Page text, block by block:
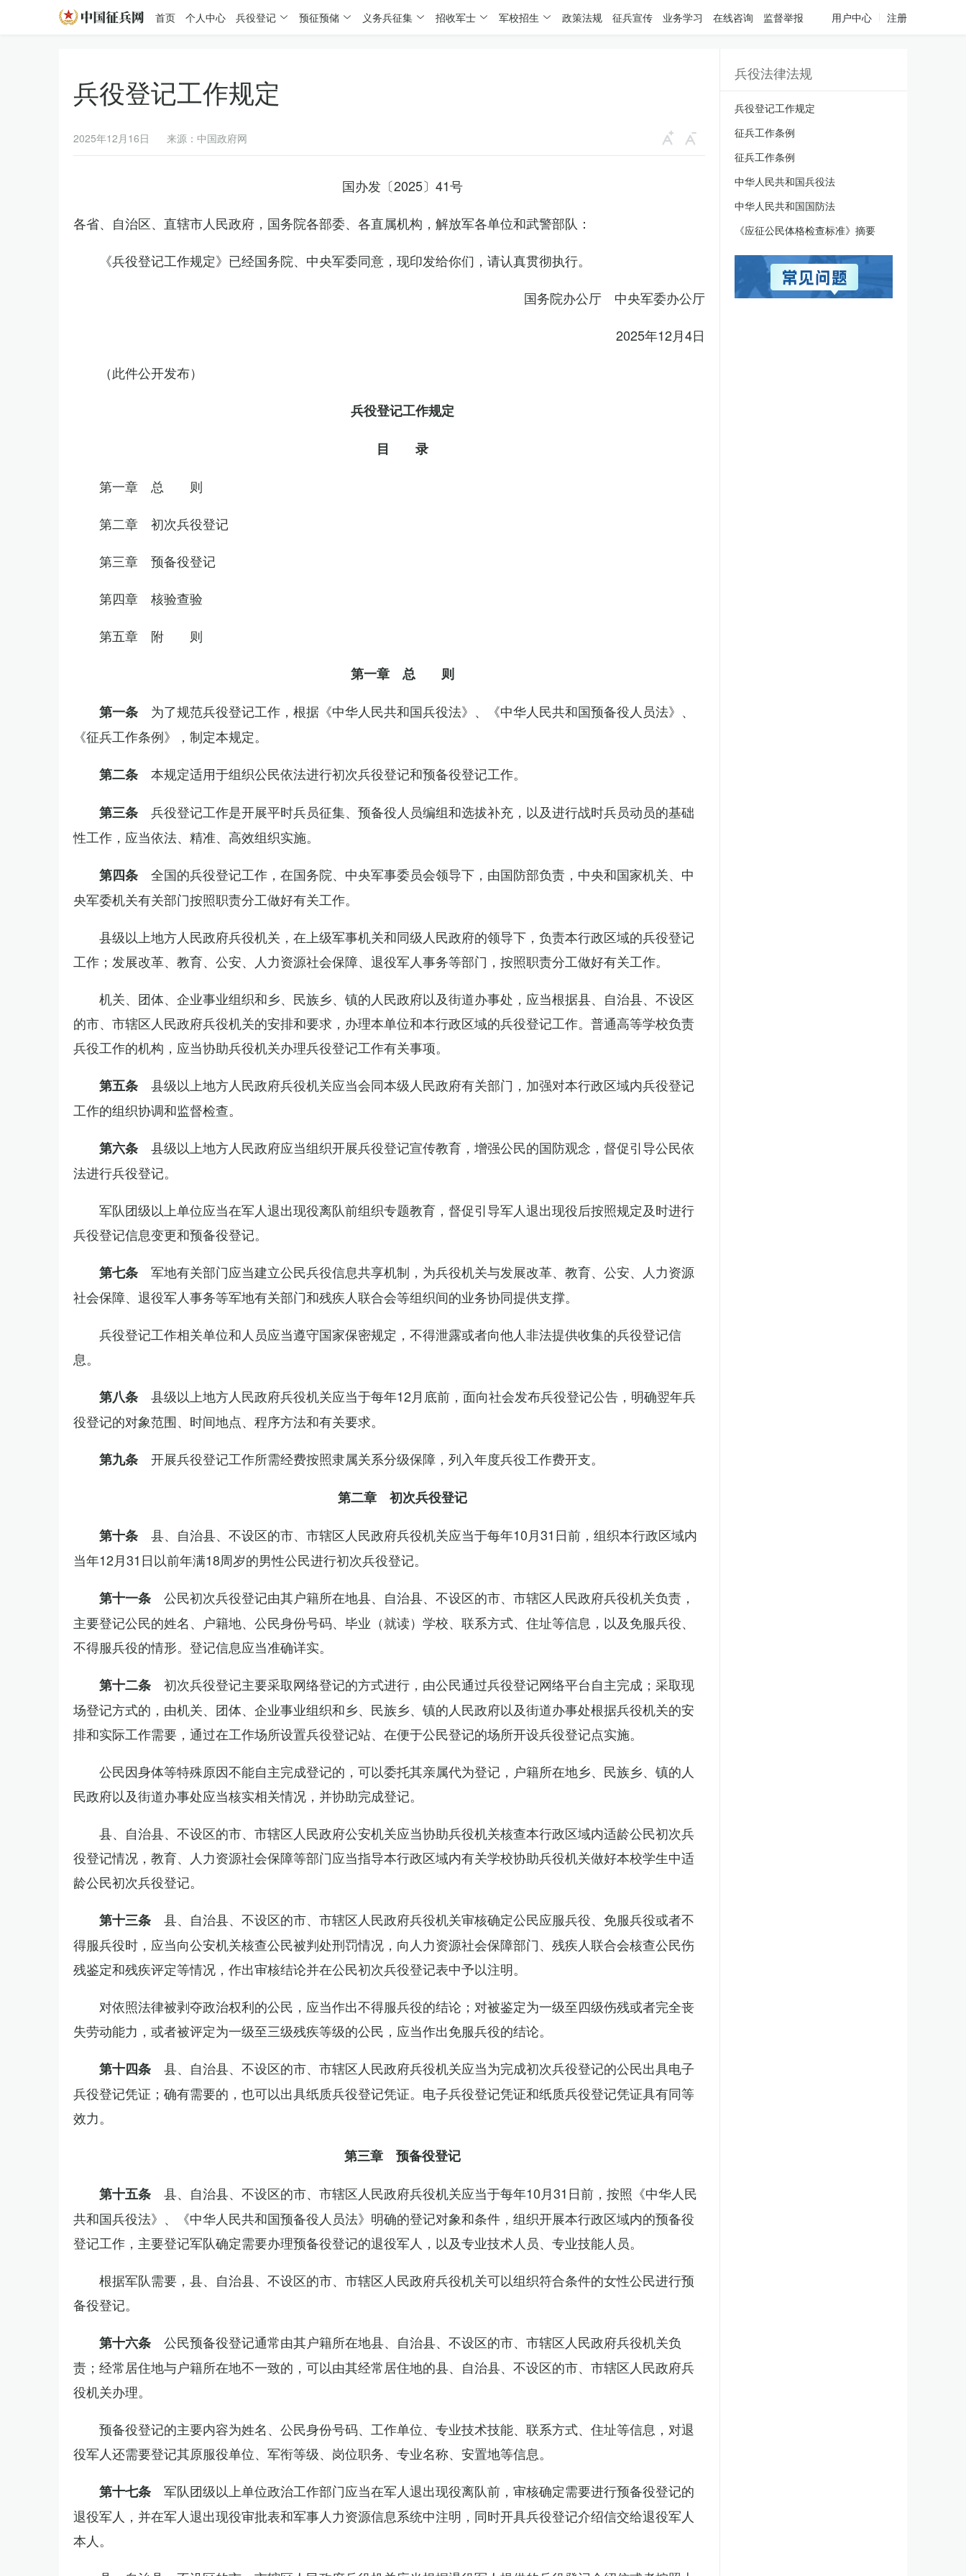
首页 个人中心 兵役登记 预征预储 义务兵征集 招收军士 军校招生 政策法规 征兵宣传 业务学习 在线咨询 监督举报 用户中心 注册
兵役登记工作规定
2025年12月16日 来源：中国政府网
国办发〔2025〕41号
各省、自治区、直辖市人民政府，国务院各部委、各直属机构，解放军各单位和武警部队：
《兵役登记工作规定》已经国务院、中央军委同意，现印发给你们，请认真贯彻执行。
国务院办公厅 中央军委办公厅
2025年12月4日
（此件公开发布）
兵役登记工作规定
目 录
第一章 总 则
第二章 初次兵役登记
第三章 预备役登记
第四章 核验查验
第五章 附 则
第一章 总 则
第一条 为了规范兵役登记工作，根据《中华人民共和国兵役法》、《中华人民共和国预备役人员法》、
《征兵工作条例》，制定本规定。
第二条 本规定适用于组织公民依法进行初次兵役登记和预备役登记工作。
第三条 兵役登记工作是开展平时兵员征集、预备役人员编组和选拔补充，以及进行战时兵员动员的基础
性工作，应当依法、精准、高效组织实施。
第四条 全国的兵役登记工作，在国务院、中央军事委员会领导下，由国防部负责，中央和国家机关、中
央军委机关有关部门按照职责分工做好有关工作。
县级以上地方人民政府兵役机关，在上级军事机关和同级人民政府的领导下，负责本行政区域的兵役登记
工作；发展改革、教育、公安、人力资源社会保障、退役军人事务等部门，按照职责分工做好有关工作。
机关、团体、企业事业组织和乡、民族乡、镇的人民政府以及街道办事处，应当根据县、自治县、不设区
的市、市辖区人民政府兵役机关的安排和要求，办理本单位和本行政区域的兵役登记工作。普通高等学校负责
兵役工作的机构，应当协助兵役机关办理兵役登记工作有关事项。
第五条 县级以上地方人民政府兵役机关应当会同本级人民政府有关部门，加强对本行政区域内兵役登记
工作的组织协调和监督检查。
第六条 县级以上地方人民政府应当组织开展兵役登记宣传教育，增强公民的国防观念，督促引导公民依
法进行兵役登记。
军队团级以上单位应当在军人退出现役离队前组织专题教育，督促引导军人退出现役后按照规定及时进行
兵役登记信息变更和预备役登记。
第七条 军地有关部门应当建立公民兵役信息共享机制，为兵役机关与发展改革、教育、公安、人力资源
社会保障、退役军人事务等军地有关部门和残疾人联合会等组织间的业务协同提供支撑。
兵役登记工作相关单位和人员应当遵守国家保密规定，不得泄露或者向他人非法提供收集的兵役登记信
息。
第八条 县级以上地方人民政府兵役机关应当于每年12月底前，面向社会发布兵役登记公告，明确翌年兵
役登记的对象范围、时间地点、程序方法和有关要求。
第九条 开展兵役登记工作所需经费按照隶属关系分级保障，列入年度兵役工作费开支。
第二章 初次兵役登记
第十条 县、自治县、不设区的市、市辖区人民政府兵役机关应当于每年10月31日前，组织本行政区域内
当年12月31日以前年满18周岁的男性公民进行初次兵役登记。
第十一条 公民初次兵役登记由其户籍所在地县、自治县、不设区的市、市辖区人民政府兵役机关负责，
主要登记公民的姓名、户籍地、公民身份号码、毕业（就读）学校、联系方式、住址等信息，以及免服兵役、
不得服兵役的情形。登记信息应当准确详实。
第十二条 初次兵役登记主要采取网络登记的方式进行，由公民通过兵役登记网络平台自主完成；采取现
场登记方式的，由机关、团体、企业事业组织和乡、民族乡、镇的人民政府以及街道办事处根据兵役机关的安
排和实际工作需要，通过在工作场所设置兵役登记站、在便于公民登记的场所开设兵役登记点实施。
公民因身体等特殊原因不能自主完成登记的，可以委托其亲属代为登记，户籍所在地乡、民族乡、镇的人
民政府以及街道办事处应当核实相关情况，并协助完成登记。
县、自治县、不设区的市、市辖区人民政府公安机关应当协助兵役机关核查本行政区域内适龄公民初次兵
役登记情况，教育、人力资源社会保障等部门应当指导本行政区域内有关学校协助兵役机关做好本校学生中适
龄公民初次兵役登记。
第十三条 县、自治县、不设区的市、市辖区人民政府兵役机关审核确定公民应服兵役、免服兵役或者不
得服兵役时，应当向公安机关核查公民被判处刑罚情况，向人力资源社会保障部门、残疾人联合会核查公民伤
残鉴定和残疾评定等情况，作出审核结论并在公民初次兵役登记表中予以注明。
对依照法律被剥夺政治权利的公民，应当作出不得服兵役的结论；对被鉴定为一级至四级伤残或者完全丧
失劳动能力，或者被评定为一级至三级残疾等级的公民，应当作出免服兵役的结论。
第十四条 县、自治县、不设区的市、市辖区人民政府兵役机关应当为完成初次兵役登记的公民出具电子
兵役登记凭证；确有需要的，也可以出具纸质兵役登记凭证。电子兵役登记凭证和纸质兵役登记凭证具有同等
效力。
第三章 预备役登记
第十五条 县、自治县、不设区的市、市辖区人民政府兵役机关应当于每年10月31日前，按照《中华人民
共和国兵役法》、《中华人民共和国预备役人员法》明确的登记对象和条件，组织开展本行政区域内的预备役
登记工作，主要登记军队确定需要办理预备役登记的退役军人，以及专业技术人员、专业技能人员。
根据军队需要，县、自治县、不设区的市、市辖区人民政府兵役机关可以组织符合条件的女性公民进行预
备役登记。
第十六条 公民预备役登记通常由其户籍所在地县、自治县、不设区的市、市辖区人民政府兵役机关负
责；经常居住地与户籍所在地不一致的，可以由其经常居住地的县、自治县、不设区的市、市辖区人民政府兵
役机关办理。
预备役登记的主要内容为姓名、公民身份号码、工作单位、专业技术技能、联系方式、住址等信息，对退
役军人还需要登记其原服役单位、军衔等级、岗位职务、专业名称、安置地等信息。
第十七条 军队团级以上单位政治工作部门应当在军人退出现役离队前，审核确定需要进行预备役登记的
退役军人，并在军人退出现役审批表和军事人力资源信息系统中注明，同时开具兵役登记介绍信交给退役军人
本人。
兵役法律法规
兵役登记工作规定
征兵工作条例
征兵工作条例
中华人民共和国兵役法
中华人民共和国国防法
《应征公民体格检查标准》摘要